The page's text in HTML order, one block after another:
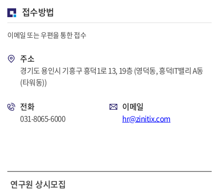
1) 수집항목 : 성명, 생년월일, 성별, 주소, 전화번호(선택), 휴대폰번호, 이메일
주소, 가족관계(선택), 전화번호, 병역사항, 보훈사항, 장애사항, 학력사항,
(선택), 동아리 및 인턴내역(선택), 봉사활동내역(선택), 수상경력(선택)
2. 개인정보의 보유 및 이용기간
1) 보유기간 : 이용목적 달성시 까지
2) 보유이유 : 채용절차의 진행 및 관리, 지원자 경력 및 자격 검증 등
3. 동의를 거부할 권리에 대한 안내
고객은 본 안내에 따른 개인정보 수집 및 이용에 관한 동의를 거부하실 권리가
있습니다. 다만, 귀하가 개인정보의 수집 및 이용에 관한 동의를 거부하시는
접수방법
이메일 또는 우편을 통한 접수
주소
경기도 용인시 기흥구 흥덕1로 13, 19층 (영덕동, 흥덕IT밸리 A동
(타워동))
전화
031-8065-6000
이메일
hr@zinitix.com
연구원 상시모집